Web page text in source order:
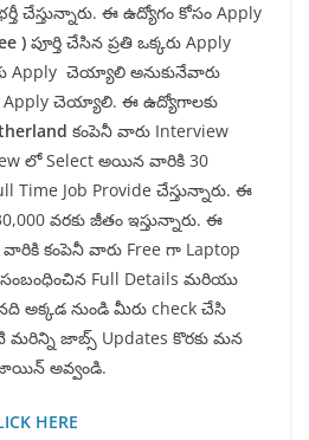
చేస్తున్నారు. ఈ ఉద్యోగం కోసం Apply
) పూర్తి చేసిన ప్రతి ఒక్కరు Apply
Apply చెయ్యాలి అనుకునేవారు
చెయ్యాలి. ఈ ఉద్యోగాలకు
కంపెనీ వారు Interview
లో Select అయిన వారికి 30
Time Job Provide చేస్తున్నారు. ఈ
వరకు జీతం ఇస్తున్నారు. ఈ
కంపెనీ వారు Free గా Laptop
సంబంధించిన Full Details మరియు
అక్కడ నుండి మీరు check చేసి
మరిన్ని జాబ్స్ Updates కొరకు మన
జాయిన్ అవ్వండి.
HERE